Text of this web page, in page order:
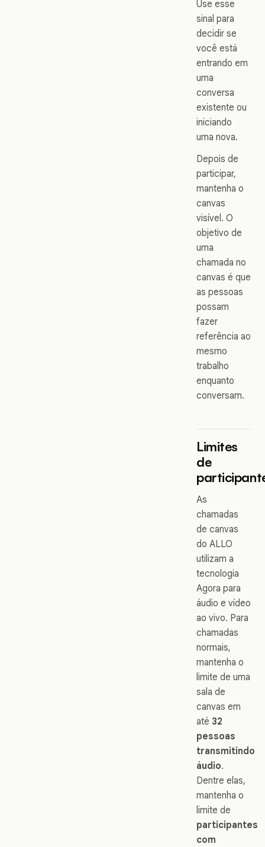
Use esse
sinal para
decidir se
você está
entrando em
uma
conversa
existente ou
iniciando
uma nova.
Depois de
participar,
mantenha o
canvas
visível. O
objetivo de
uma
chamada no
canvas é que
as pessoas
possam
fazer
referência ao
mesmo
trabalho
enquanto
conversam.
Limites
de
As
chamadas
de canvas
do ALLO
utilizam a
tecnologia
Agora para
áudio e vídeo
ao vivo. Para
chamadas
normais,
mantenha o
limite de uma
sala de
canvas em
até 32
pessoas
transmitindo
áudio.
Dentre elas,
mantenha o
limite de
participantes
com